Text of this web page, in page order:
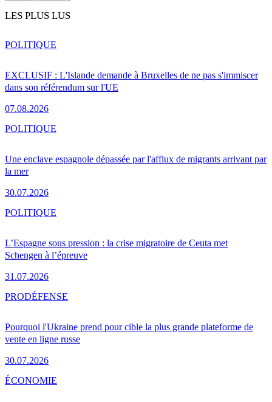
LES PLUS LUS
EXCLUSIF : L'Islande demande à Bruxelles de ne pas s'immiscer
dans son référendum sur l'UE
07.08.2026
POLITIQUE
Une enclave espagnole dépassée par l'afflux de migrants arrivant par
la mer
30.07.2026
POLITIQUE
L’Espagne sous pression : la crise migratoire de Ceuta met
Schengen à l’épreuve
31.07.2026
POLITIQUE
Pourquoi l'Ukraine prend pour cible la plus grande plateforme de
vente en ligne russe
30.07.2026
PRODÉFENSE
ÉCONOMIE